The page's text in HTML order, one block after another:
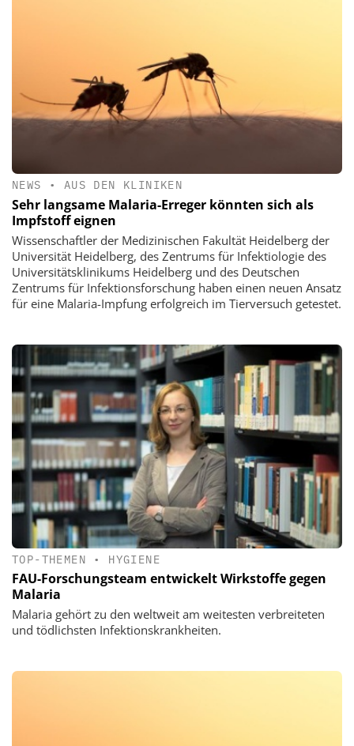
NEWS • AUS DEN KLINIKEN
Sehr langsame Malaria-Erreger könnten sich als
Impfstoff eignen
Wissenschaftler der Medizinischen Fakultät Heidelberg der
Universität Heidelberg, des Zentrums für Infektiologie des
Universitätsklinikums Heidelberg und des Deutschen
Zentrums für Infektionsforschung haben einen neuen Ansatz
für eine Malaria-Impfung erfolgreich im Tierversuch getestet.
TOP-THEMEN • HYGIENE
FAU-Forschungsteam entwickelt Wirkstoffe gegen
Malaria
Malaria gehört zu den weltweit am weitesten verbreiteten
und tödlichsten Infektionskrankheiten.